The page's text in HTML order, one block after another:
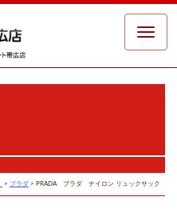
Toggle
> プラダ > PRADA プラダ ナイロン リュックサック